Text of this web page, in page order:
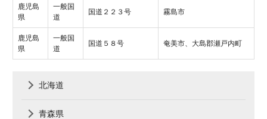
鹿児島
県
一般国
道
国道２２３号 霧島市
鹿児島
県
一般国
道
国道５８号 奄美市、大島郡瀬戸内町
北海道
青森県